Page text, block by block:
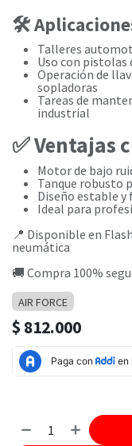
🛠️
Talleres
Uso con pistolas
Operación de
sopladoras
Tareas de
industrial
✅Ventajas
Motor de bajo
Tanque robusto
Diseño estable
Ideal para
📍 Disponible en
neumática
🚚 Compra 100%
AIR FORCE
$ 812.000